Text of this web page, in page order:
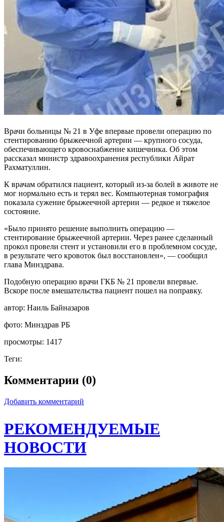
Врачи больницы № 21 в Уфе впервые провели операцию по
стентированию брыжеечной артерии — крупного сосуда,
обеспечивающего кровоснабжение кишечника. Об этом
рассказал министр здравоохранения республики Айрат
Рахматуллин.
К врачам обратился пациент, который из-за болей в животе не
мог нормально есть и терял вес. Компьютерная томография
показала сужение брыжеечной артерии — редкое и тяжелое
состояние.
«Было принято решение выполнить операцию —
стентирование брыжеечной артерии. Через ранее сделанный
прокол провели стент и установили его в проблемном сосуде,
в результате чего кровоток был восстановлен», — сообщил
глава Минздрава.
Подобную операцию врачи ГКБ № 21 провели впервые.
Вскоре после вмешательства пациент пошел на поправку.
автор: Наиль Байназаров
фото: Минздрав РБ
просмотры: 1417
Теги:
Комментарии (0)
Добавить комментарий
РЕКОМЕНДУЕМЫЕ
НОВОСТИ